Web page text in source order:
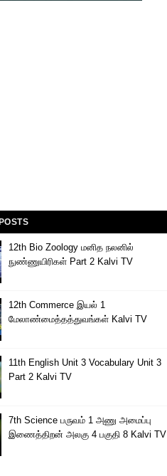
12th Bio Zoology மனித நலனில்
நுண்ணுயிரிகள் Part 2 Kalvi TV
12th Commerce இயல் 1
மேலாண்மைத்தத்துவங்கள் Kalvi TV
11th English Unit 3 Vocabulary Unit 3
Part 2 Kalvi TV
7th Science பருவம் 1 அணு அமைப்பு
இணைத்திறன் அலகு 4 பகுதி 8 Kalvi TV